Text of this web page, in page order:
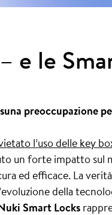
e le
preoccupazione
l’uso delle key
un forte impatto sul
ed efficace. La
della
Smart Locks